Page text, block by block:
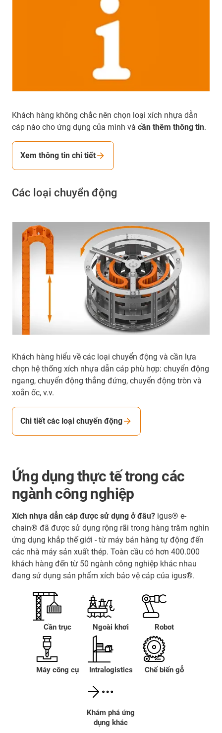
Khách hàng không chắc nên chọn loại xích nhựa dẫn
cáp nào cho ứng dụng của mình và cần thêm thông tin.
Xem thông tin chi tiết
Các loại chuyển động
Khách hàng hiểu về các loại chuyển động và cần lựa
chọn hệ thống xích nhựa dẫn cáp phù hợp: chuyển động
ngang, chuyển động thẳng đứng, chuyển động tròn và
xoắn ốc, v.v.
Chi tiết các loại chuyển động
Ứng dụng thực tế trong các
ngành công nghiệp
Xích nhựa dẫn cáp được sử dụng ở đâu? igus® e-
chain® đã được sử dụng rộng rãi trong hàng trăm nghìn
ứng dụng khắp thế giới - từ máy bán hàng tự động đến
các nhà máy sản xuất thép. Toàn cầu có hơn 400.000
khách hàng đến từ 50 ngành công nghiệp khác nhau
đang sử dụng sản phẩm xích bảo vệ cáp của igus®.
Cần trục Ngoài khơi Robot
Máy công cụ Intralogistics Chế biến gỗ
Khám phá ứng
dụng khác